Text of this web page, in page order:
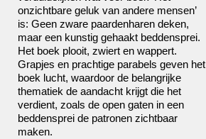
onzichtbare geluk van andere mensen’
is: Geen zware paardenharen deken,
maar een kunstig gehaakt beddensprei.
Het boek plooit, zwiert en wappert.
Grapjes en prachtige parabels geven het
boek lucht, waardoor de belangrijke
thematiek de aandacht krijgt die het
verdient, zoals de open gaten in een
beddensprei de patronen zichtbaar
maken.